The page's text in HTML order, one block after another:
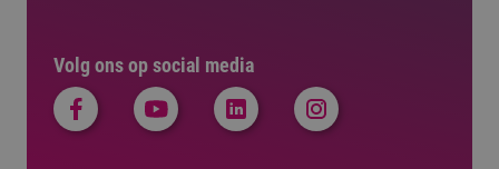
Volg ons op social media